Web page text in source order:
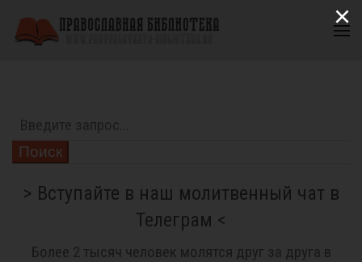
Поиск
> Вступайте в наш молитвенный чат в
Телеграм <
Более 2 тысяч человек молятся друг за друга в
×